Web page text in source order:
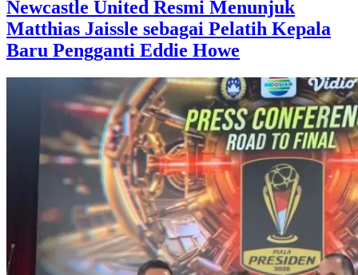
Newcastle United Resmi Menunjuk
Matthias Jaissle sebagai Pelatih Kepala
Baru Pengganti Eddie Howe